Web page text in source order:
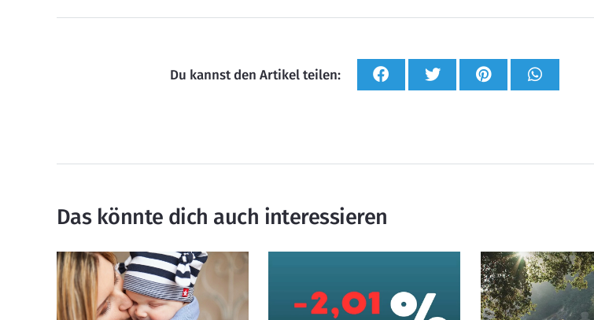
Du kannst den Artikel teilen:
Das könnte dich auch interessieren